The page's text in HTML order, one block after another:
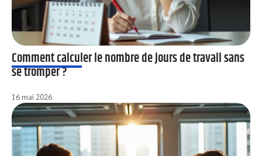
Comment calculer le nombre de jours de travail sans
se tromper ?
16 mai 2026